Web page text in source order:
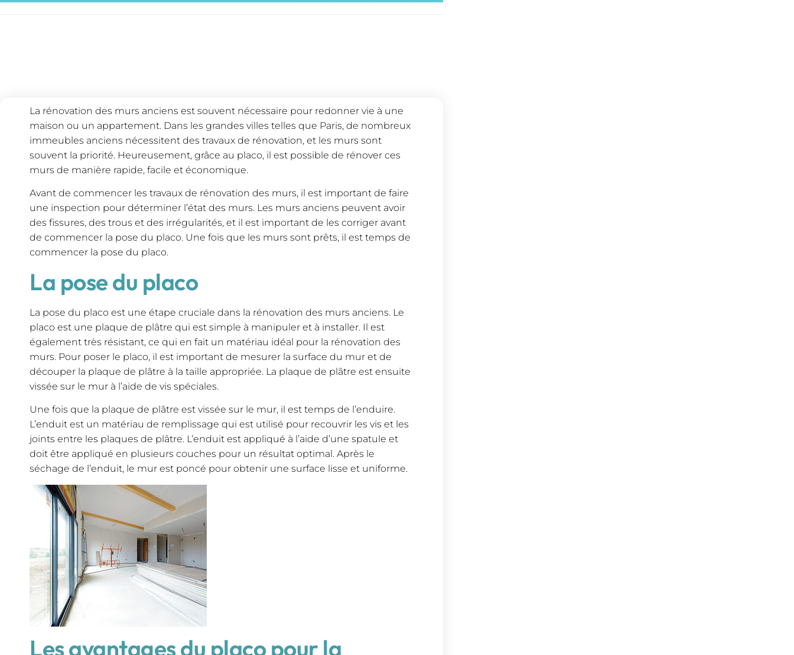
La rénovation des murs anciens est souvent nécessaire pour redonner vie à une
maison ou un appartement. Dans les grandes villes telles que Paris, de nombreux
immeubles anciens nécessitent des travaux de rénovation, et les murs sont
souvent la priorité. Heureusement, grâce au placo, il est possible de rénover ces
murs de manière rapide, facile et économique.
Avant de commencer les travaux de rénovation des murs, il est important de faire
une inspection pour déterminer l’état des murs. Les murs anciens peuvent avoir
des fissures, des trous et des irrégularités, et il est important de les corriger avant
de commencer la pose du placo. Une fois que les murs sont prêts, il est temps de
commencer la pose du placo.
La pose du placo
La pose du placo est une étape cruciale dans la rénovation des murs anciens. Le
placo est une plaque de plâtre qui est simple à manipuler et à installer. Il est
également très résistant, ce qui en fait un matériau idéal pour la rénovation des
murs. Pour poser le placo, il est important de mesurer la surface du mur et de
découper la plaque de plâtre à la taille appropriée. La plaque de plâtre est ensuite
vissée sur le mur à l’aide de vis spéciales.
Une fois que la plaque de plâtre est vissée sur le mur, il est temps de l’enduire.
L’enduit est un matériau de remplissage qui est utilisé pour recouvrir les vis et les
joints entre les plaques de plâtre. L’enduit est appliqué à l’aide d’une spatule et
doit être appliqué en plusieurs couches pour un résultat optimal. Après le
séchage de l’enduit, le mur est poncé pour obtenir une surface lisse et uniforme.
Les avantages du placo pour la